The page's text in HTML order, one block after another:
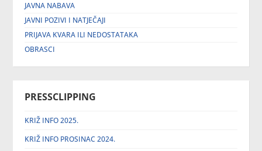
JAVNA NABAVA
JAVNI POZIVI I NATJEČAJI
PRIJAVA KVARA ILI NEDOSTATAKA
OBRASCI
PRESSCLIPPING
KRIŽ INFO 2025.
KRIŽ INFO PROSINAC 2024.